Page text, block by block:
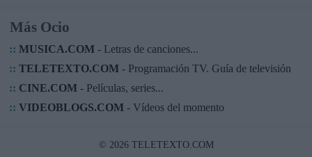
Más Ocio
:: MUSICA.COM- Letras de canciones...
:: TELETEXTO.COM- Programación TV. Guía de televisión
:: CINE.COM- Películas, series...
:: VIDEOBLOGS.COM- Vídeos del momento
© 2026 TELETEXTO.COM